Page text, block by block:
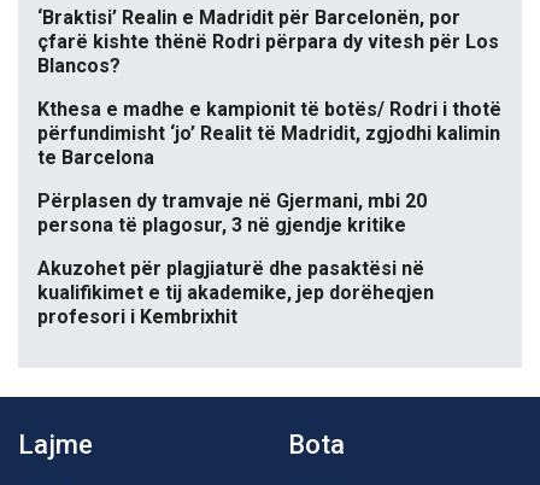
‘Braktisi’ Realin e Madridit për Barcelonën, por
çfarë kishte thënë Rodri përpara dy vitesh për Los
Blancos?
Kthesa e madhe e kampionit të botës/ Rodri i thotë
përfundimisht ‘jo’ Realit të Madridit, zgjodhi kalimin
te Barcelona
Përplasen dy tramvaje në Gjermani, mbi 20
persona të plagosur, 3 në gjendje kritike
Akuzohet për plagjiaturë dhe pasaktësi në
kualifikimet e tij akademike, jep dorëheqjen
profesori i Kembrixhit
Lajme Bota